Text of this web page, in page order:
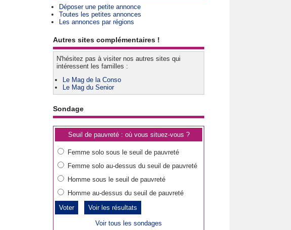
Déposer une petite annonce
Toutes les petites annonces
Les annonces par régions
Autres sites complémentaires !
N'hésitez pas à visiter nos autres sites qui
intéressent les familles :
Le Mag de la Conso
Le Mag du Senior
Sondage
Seuil de pauvreté : où vous situez-vous ?
Femme solo sous le seuil de pauvreté
Femme solo au-dessus du seuil de pauvreté
Homme sous le seuil de pauvreté
Homme au-dessus du seuil de pauvreté
Voir les résultats
Voir tous les sondages